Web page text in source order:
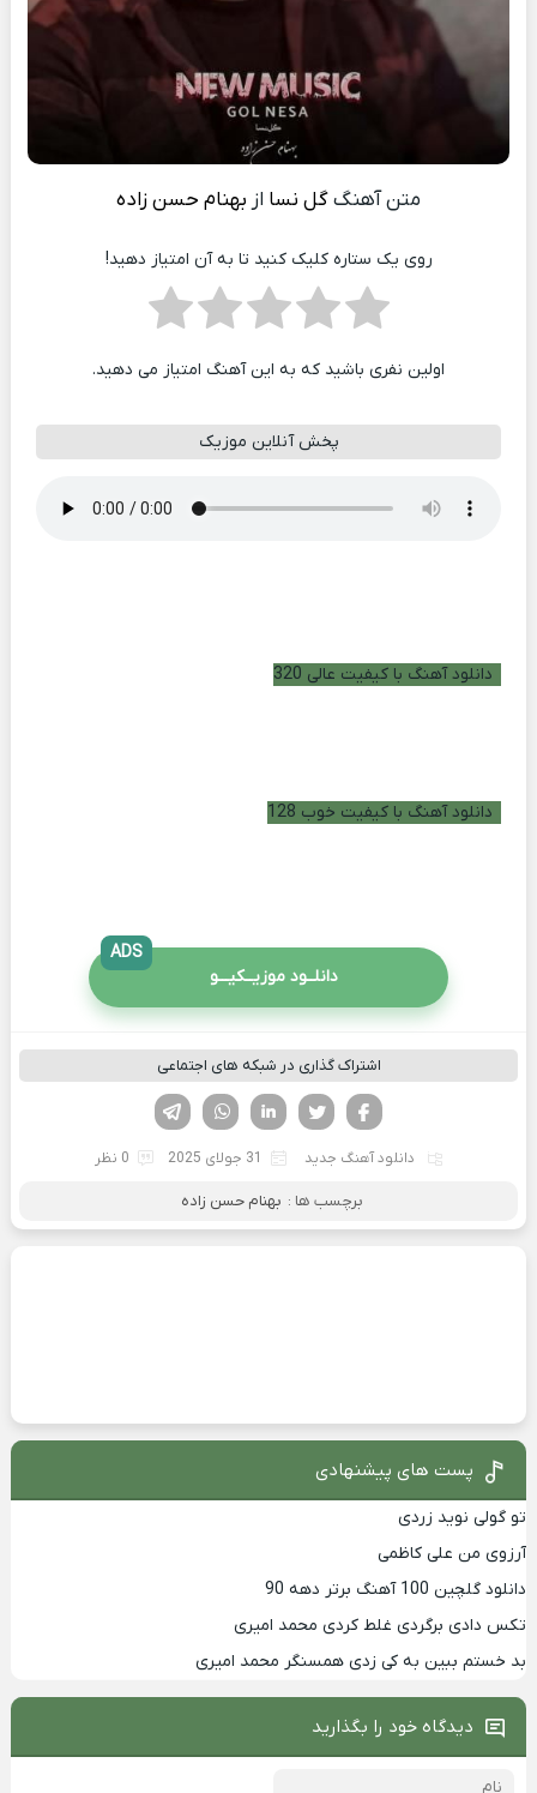
متن آهنگگل نسا از بهنام حسن زاده
روی یک ستاره کلیک کنید تا به آن امتیاز دهید!
اولین نفری باشید که به این آهنگ امتیاز می دهید.
پخش آنلاین موزیک
دانلود آهنگ با کیفیت عالی 320
دانلود آهنگ با کیفیت خوب 128
دانلــود موزیــکیـــو
ADS
اشتراک گذاری در شبکه های اجتماعی
لینکدین تویتر
فیسوک
دانلود آهنگ جدید 31 جولای 2025 0 نظر
برچسب ها : بهنام حسن زاده
پست های پیشنهادی
تو گولی نوید زردی
آرزوی من علی کاظمی
دانلود گلچین 100 آهنگ برتر دهه 90
تکس دادی برگردی غلط کردی محمد امیری
بد خستم ببین به کی زدی همسنگر محمد امیری
دیدگاه خود را بگذارید